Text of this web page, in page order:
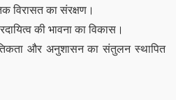
विरासत का संरक्षण।
की भावना का विकास।
और अनुशासन का संतुलन स्थापित